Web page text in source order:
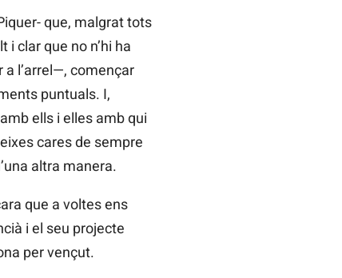
que, malgrat tots
clar que no n’hi ha
l’arrel—, començar
puntuals. I,
ells i elles amb qui
cares de sempre
altra manera.
que a voltes ens
i el seu projecte
per vençut.